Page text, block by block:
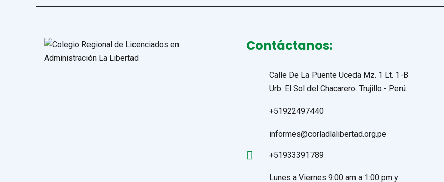
Contáctanos:
Calle De La Puente Uceda Mz. 1 Lt. 1-B
Urb. El Sol del Chacarero. Trujillo - Perú.
+51922497440
informes@corladlalibertad.org.pe
+51933391789
Lunes a Viernes 9:00 am a 1:00 pm y